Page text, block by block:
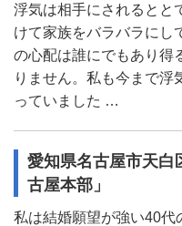
浮気は相手にされるとと
けて家族をバラバラにし
の心配は誰にでもあり得
りません。私も今まで浮
っていました …
愛知県名古屋市天白
古屋本部」
私は結婚願望が強い40代